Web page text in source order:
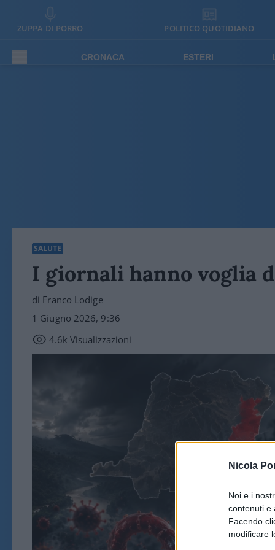
Nicola
Noi e i
contenuti e
Facendo
modificare
ZUPPA DI PORRO POLITICO QUOTIDIANO
CRONACA ESTERI
SALUTE
I giornali hanno voglia
di Franco Lodige
1 Giugno 2026, 9:36
4.6k Visualizzazioni